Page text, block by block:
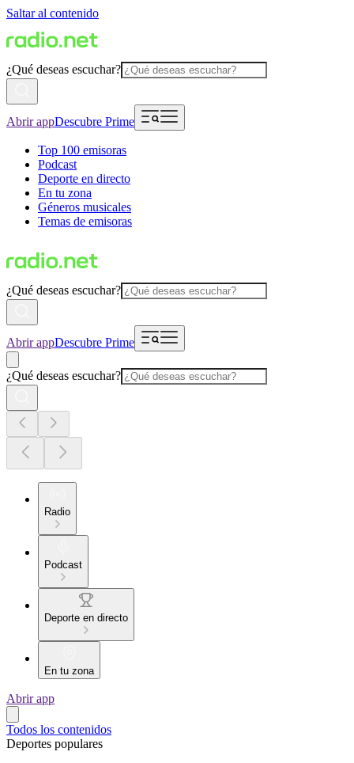
Saltar al contenido
¿Qué deseas escuchar?
Abrir appDescubre Prime
Top 100 emisoras
Podcast
Deporte en directo
En tu zona
Géneros musicales
Temas de emisoras
¿Qué deseas escuchar?
Abrir appDescubre Prime
¿Qué deseas escuchar?
Radio
Podcast
Deporte en directo
En tu zona
Abrir app
Todos los contenidos
Deportes populares